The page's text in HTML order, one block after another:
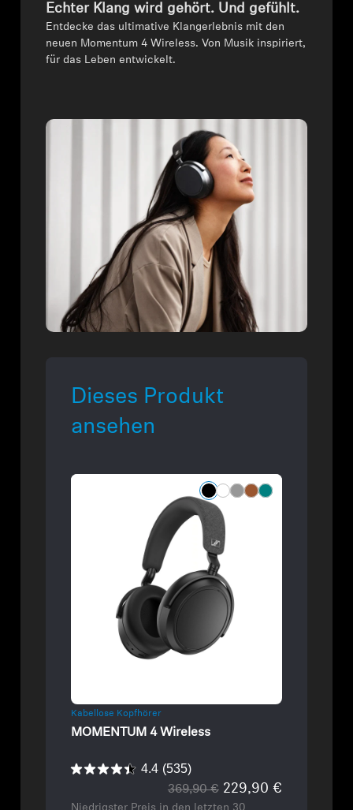
Echter Klang wird gehört. Und gefühlt.
Entdecke das ultimative Klangerlebnis mit den
neuen Momentum 4 Wireless. Von Musik inspiriert,
für das Leben entwickelt.
Dieses Produkt
ansehen
Kabellose Kopfhörer
MOMENTUM 4 Wireless
4.4 (535)
369,90 € 229,90 €